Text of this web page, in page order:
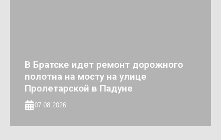
В Братске идет ремонт дорожного
полотна на мосту на улице
Пролетарской в Падуне
07.08.2026